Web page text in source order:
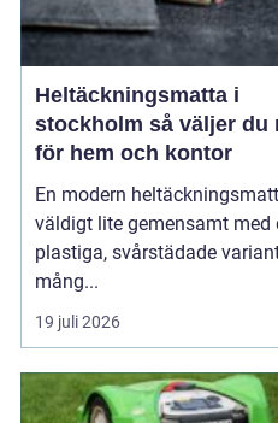
Heltäckningsmatta i
stockholm så väljer du rätt
för hem och kontor
En modern
väldigt lite gemensamt med
plastiga, svårstädade
mång...
19 juli 2026